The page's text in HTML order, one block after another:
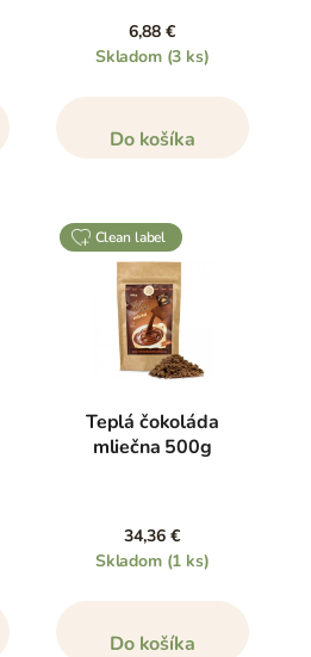
6,88 €
Skladom (3 ks)
Do košíka
clean label
Teplá čokoláda
mliečna 500g
34,36 €
Skladom (1 ks)
Do košíka